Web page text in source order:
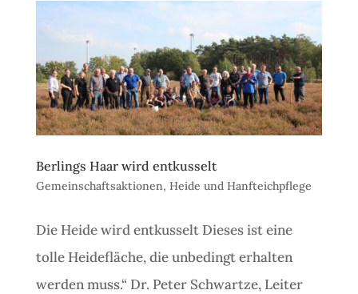
Berlings Haar wird entkusselt
Gemeinschaftsaktionen, Heide und Hanfteichpflege
Die Heide wird entkusselt Dieses ist eine
tolle Heidefläche, die unbedingt erhalten
werden muss.“ Dr. Peter Schwartze, Leiter